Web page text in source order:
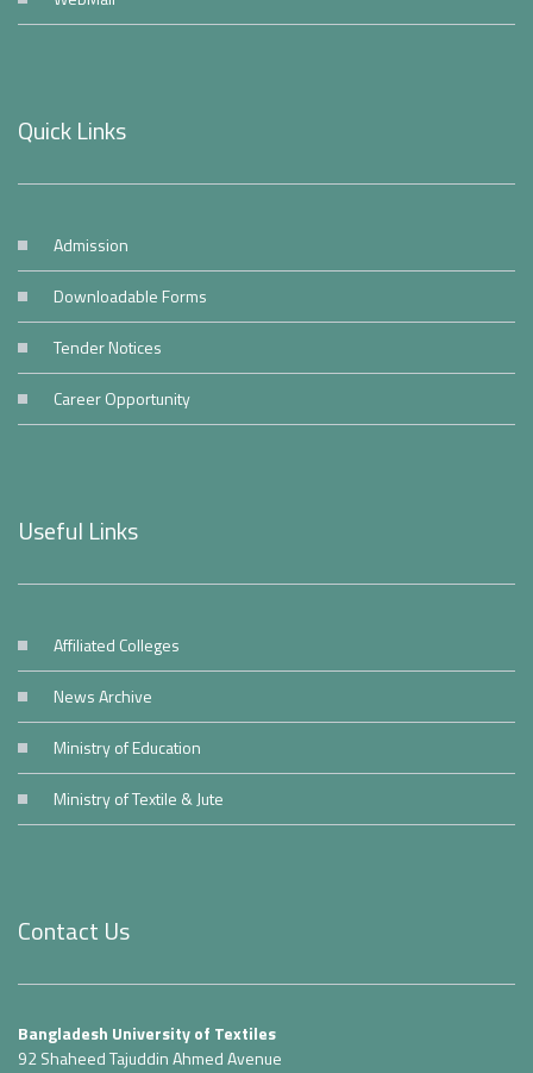
Quick Links
Admission
Downloadable Forms
Tender Notices
Career Opportunity
Useful Links
Affiliated Colleges
News Archive
Ministry of Education
Ministry of Textile & Jute
Contact Us
Bangladesh University of Textiles
92 Shaheed Tajuddin Ahmed Avenue